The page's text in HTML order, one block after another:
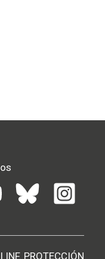
| INF. PROTECCIÓN